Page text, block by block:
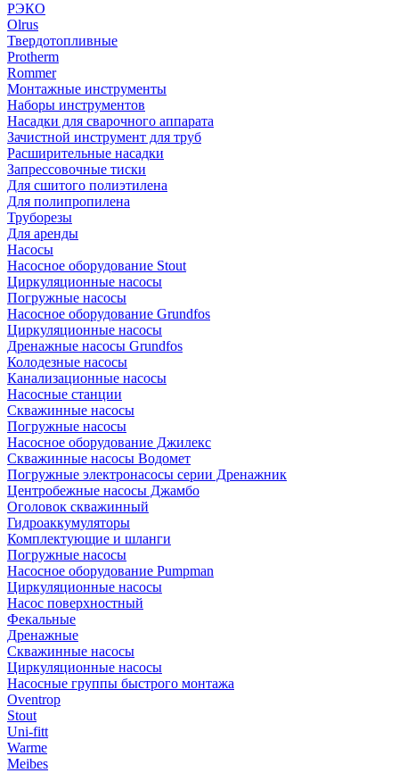
РЭКО
Olrus
Твердотопливные
Protherm
Rommer
Монтажные инструменты
Наборы инструментов
Насадки для сварочного аппарата
Зачистной инструмент для труб
Расширительные насадки
Запрессовочные тиски
Для сшитого полиэтилена
Для полипропилена
Труборезы
Для аренды
Насосы
Насосное оборудование Stout
Циркуляционные насосы
Погружные насосы
Насосное оборудование Grundfos
Циркуляционные насосы
Дренажные насосы Grundfos
Колодезные насосы
Канализационные насосы
Насосные станции
Скважинные насосы
Погружные насосы
Насосное оборудование Джилекс
Скважинные насосы Водомет
Погружные электронасосы серии Дренажник
Центробежные насосы Джамбо
Оголовок скважинный
Гидроаккумуляторы
Комплектующие и шланги
Погружные насосы
Насосное оборудование Pumpman
Циркуляционные насосы
Насос поверхностный
Фекальные
Дренажные
Скважинные насосы
Циркуляционные насосы
Насосные группы быстрого монтажа
Oventrop
Stout
Uni-fitt
Warme
Meibes